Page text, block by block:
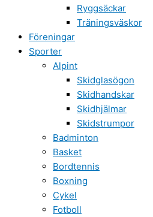
Ryggsäckar
Träningsväskor
Föreningar
Sporter
Alpint
Skidglasögon
Skidhandskar
Skidhjälmar
Skidstrumpor
Badminton
Basket
Bordtennis
Boxning
Cykel
Fotboll